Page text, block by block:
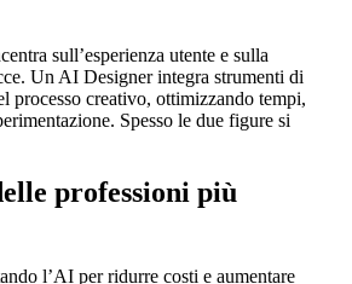
sull’esperienza utente e sulla
Un AI Designer integra strumenti di
processo creativo, ottimizzando tempi,
Spesso le due figure si
professioni più
l’AI per ridurre costi e aumentare